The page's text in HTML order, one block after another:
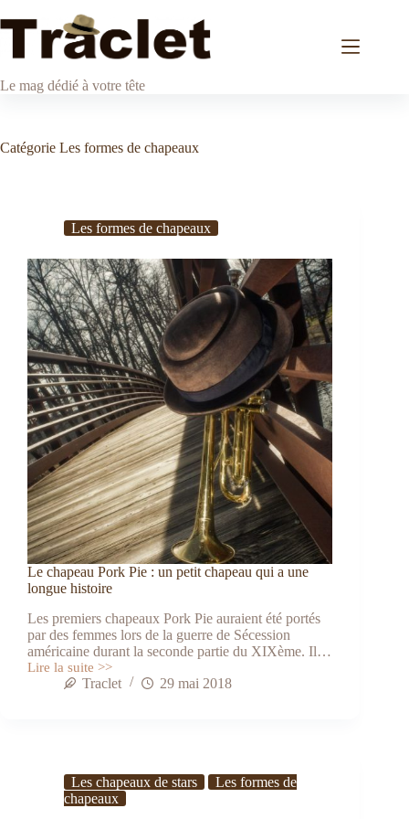
au
Le mag dédié à votre tête
Catégorie Les formes de chapeaux
Les formes de chapeaux
Le chapeau Pork Pie : un petit chapeau qui a une
longue histoire
Les premiers chapeaux Pork Pie auraient été portés
par des femmes lors de la guerre de Sécession
américaine durant la seconde partie du XIXème. Il…
Lire la suite >>
Le
chapeau
chapeau
Traclet 29 mai 2018
Les chapeaux de stars
Les formes de
chapeaux